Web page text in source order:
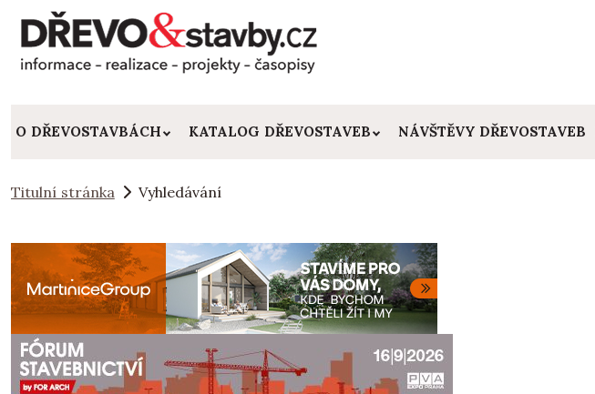
O DŘEVOSTAVBÁCH KATALOG DŘEVOSTAVEB NÁVŠTĚVY DŘEVOSTAVEB
Titulní stránka Vyhledávání